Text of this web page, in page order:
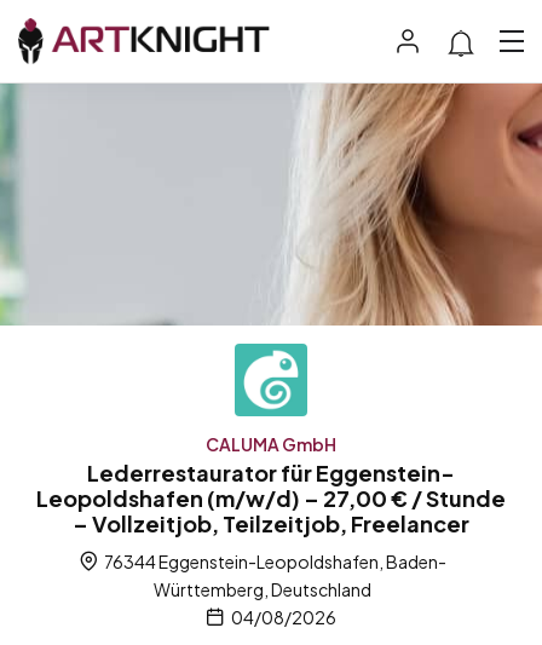
CALUMA GmbH
Lederrestaurator für Eggenstein-
Leopoldshafen (m/w/d) – 27,00 € / Stunde
– Vollzeitjob, Teilzeitjob, Freelancer
76344 Eggenstein-Leopoldshafen, Baden-
Württemberg, Deutschland
04/08/2026